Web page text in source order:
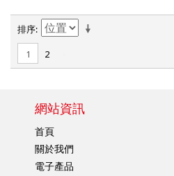
排序
1 2
網站資訊
首頁
關於我們
電子產品